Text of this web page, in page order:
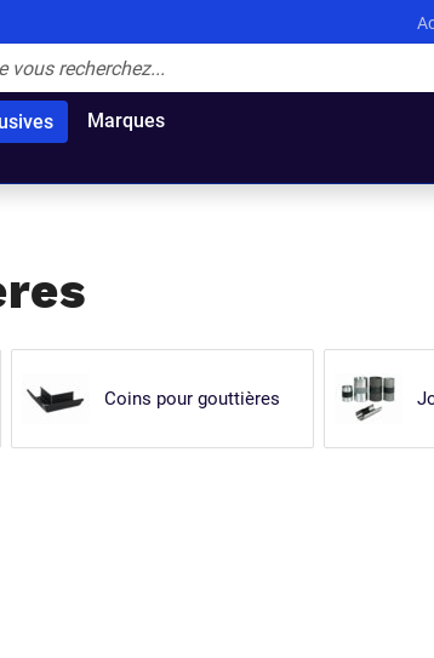
Marques
Coins pour gouttières